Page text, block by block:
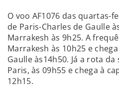
O voo AF1076 das quartas-
de Paris-Charles de Gaulle
Marrakesh às 9h25. A
Marrakesh às 10h25 e
Gaulle às14h50. Já a rota
Paris, às 09h55 e chega à
12h15.